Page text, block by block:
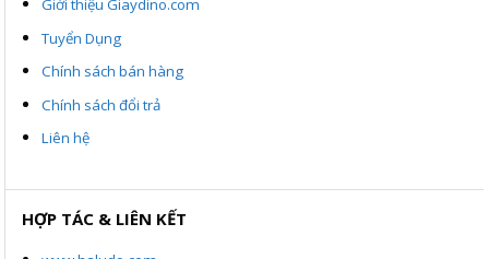
Giới thiệu Giaydino.com
Tuyển Dụng
Chính sách bán hàng
Chính sách đổi trả
Liên hệ
HỢP TÁC & LIÊN KẾT